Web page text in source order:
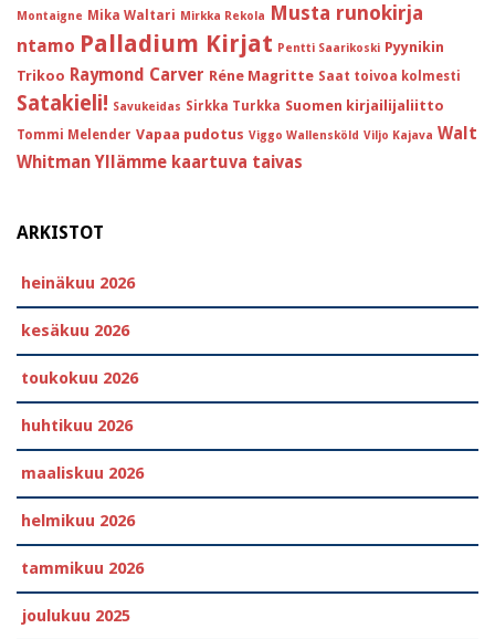
Montaigne Mika Waltari Mirkka Rekola Musta runokirja
ntamo Palladium Kirjat Pentti Saarikoski Pyynikin
Trikoo Raymond Carver Réne Magritte Saat toivoa kolmesti
Satakieli! Savukeidas Sirkka Turkka Suomen kirjailijaliitto
Tommi Melender Vapaa pudotus Viggo Wallensköld Viljo Kajava Walt
Whitman Yllämme kaartuva taivas
ARKISTOT
heinäkuu 2026
kesäkuu 2026
toukokuu 2026
huhtikuu 2026
maaliskuu 2026
helmikuu 2026
tammikuu 2026
joulukuu 2025